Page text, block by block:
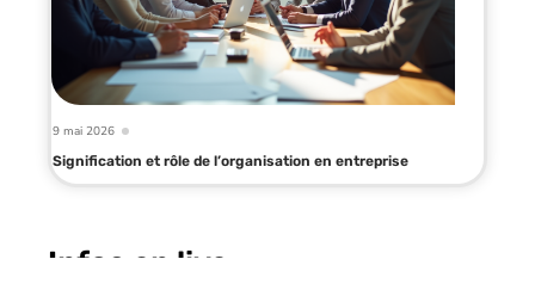
9 mai 2026
Signification et rôle de l’organisation en entreprise
Infos en live